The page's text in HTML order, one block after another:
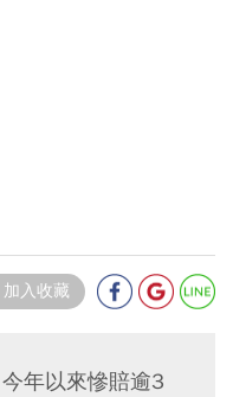
加入收藏
年以來慘賠逾3